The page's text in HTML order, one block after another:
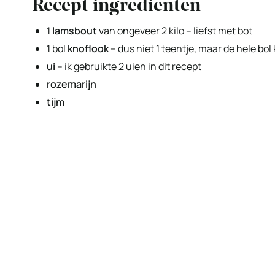
Recept ingredienten
1 lamsboutvan ongeveer 2 kilo – liefst met bot
1 bol knoflook– dus niet 1 teentje, maar de hele bol
ui – ik gebruikte 2 uien in dit recept
rozemarijn
tijm